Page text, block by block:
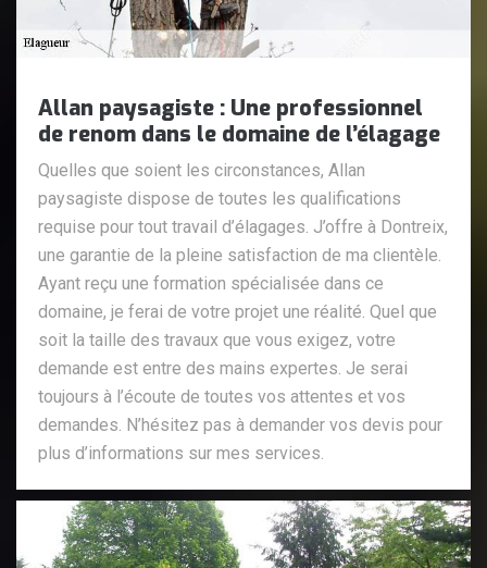
Allan paysagiste : Une professionnel
de renom dans le domaine de l’élagage
Quelles que soient les circonstances, Allan
paysagiste dispose de toutes les qualifications
requise pour tout travail d’élagages. J’offre à Dontreix,
une garantie de la pleine satisfaction de ma clientèle.
Ayant reçu une formation spécialisée dans ce
domaine, je ferai de votre projet une réalité. Quel que
soit la taille des travaux que vous exigez, votre
demande est entre des mains expertes. Je serai
toujours à l’écoute de toutes vos attentes et vos
demandes. N’hésitez pas à demander vos devis pour
plus d’informations sur mes services.